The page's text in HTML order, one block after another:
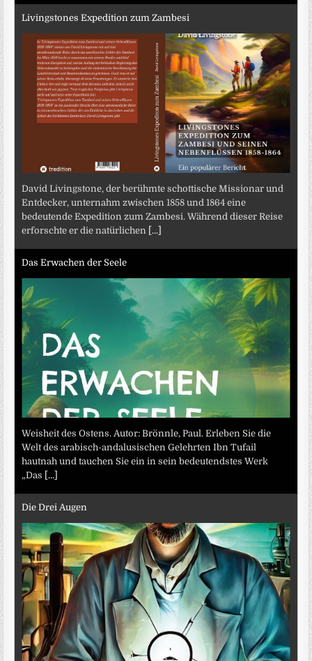
Livingstones Expedition zum Zambesi
David Livingstone, der berühmte schottische Missionar und
Entdecker, unternahm zwischen 1858 und 1864 eine
bedeutende Expedition zum Zambesi. Während dieser Reise
erforschte er die natürlichen [...]
Das Erwachen der Seele
Weisheit des Ostens. Autor: Brönnle, Paul. Erleben Sie die
Welt des arabisch-andalusischen Gelehrten Ibn Tufail
hautnah und tauchen Sie ein in sein bedeutendstes Werk
„Das [...]
Die Drei Augen